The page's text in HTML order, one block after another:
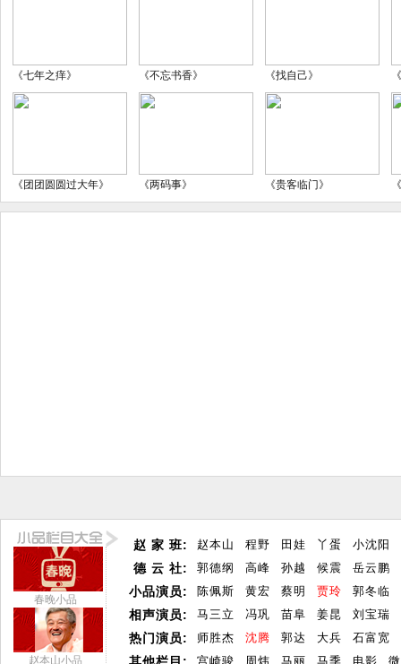
《七年之痒》 《不忘书香》 《找自己》
《团团圆圆过大年》 《两码事》 《贵客临门》
春晚小品
赵本山小品
赵 家 班:
德 云 社:
小品演员:
相声演员:
热门演员:
赵本山 程野 田娃 丫蛋
小沈阳
郭德纲
高峰 孙越 候震
岳云鹏
陈佩斯
黄宏 蔡明 贾玲
郭冬临
马三立
冯巩 苗阜 姜昆
刘宝瑞
师胜杰
沈腾 郭达 大兵
石富宽
宫崎骏
周炜 马丽 马季 电影